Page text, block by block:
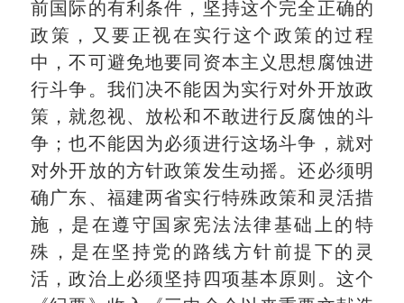
前国际的有利条件，坚持这个完全正确的
政策，又要正视在实行这个政策的过程
中，不可避免地要同资本主义思想腐蚀进
行斗争。我们决不能因为实行对外开放政
策，就忽视、放松和不敢进行反腐蚀的斗
争；也不能因为必须进行这场斗争，就对
对外开放的方针政策发生动摇。还必须明
确广东、福建两省实行特殊政策和灵活措
施，是在遵守国家宪法法律基础上的特
殊，是在坚持党的路线方针前提下的灵
活，政治上必须坚持四项基本原则。这个